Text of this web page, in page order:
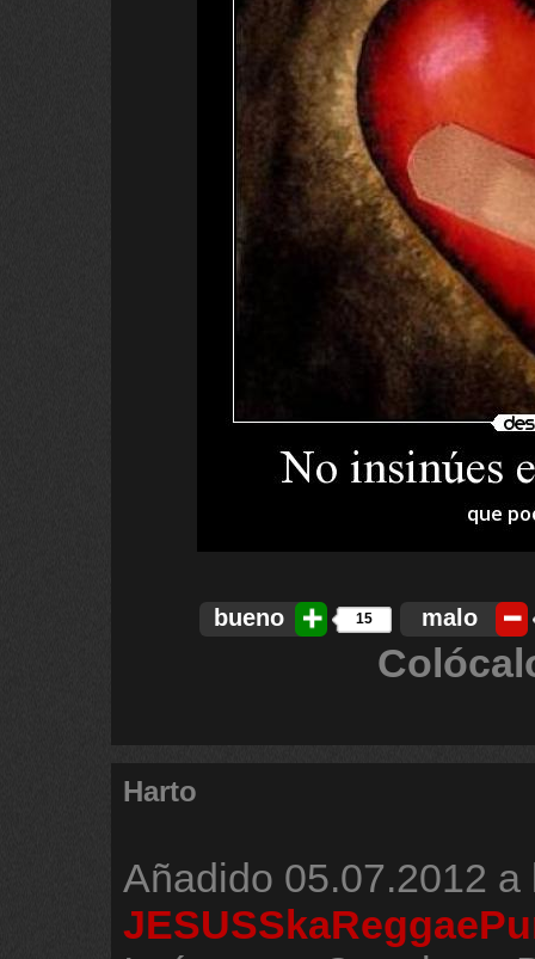
bueno 15 malo
Harto
Añadido 05.07.2012 a